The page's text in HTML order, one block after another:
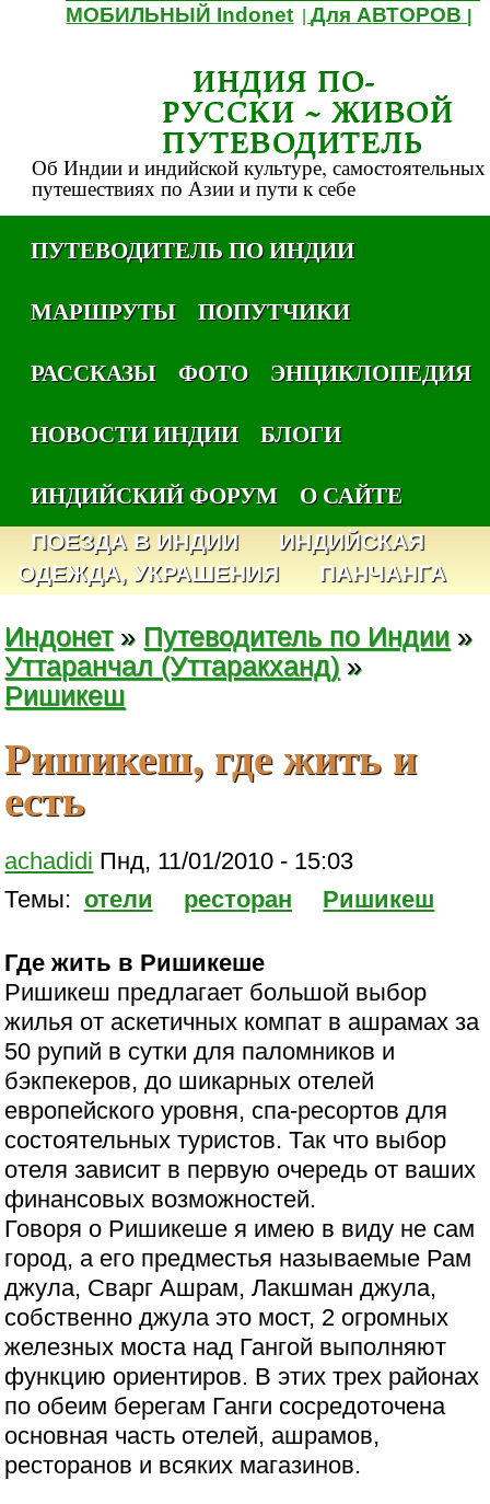
МОБИЛЬНЫЙ Indonet |Для АВТОРОВ
ИНДИЯ ПО-
РУССКИ ~ ЖИВОЙ
ПУТЕВОДИТЕЛЬ
Об Индии и индийской культуре, самостоятельных
путешествиях по Азии и пути к себе
ПУТЕВОДИТЕЛЬ ПО ИНДИИ
МАРШРУТЫ
ПОПУТЧИКИ
РАССКАЗЫ
ФОТО
ЭНЦИКЛОПЕДИЯ
НОВОСТИ ИНДИИ
БЛОГИ
ИНДИЙСКИЙ ФОРУМ
О САЙТЕ
ПОЕЗДА В ИНДИИ
ИНДИЙСКАЯ
ОДЕЖДА, УКРАШЕНИЯ
ПАНЧАНГА
Индонет» Путеводитель по Индии »
Уттаранчал (Уттаракханд) »
Ришикеш
Ришикеш, где жить и
есть
achadidi Пнд, 11/01/2010 - 15:03
Темы: отели ресторан Ришикеш
Где жить в Ришикеше
Ришикеш предлагает большой выбор
жилья от аскетичных компат в ашрамах за
50 рупий в сутки для паломников и
бэкпекеров, до шикарных отелей
европейского уровня, спа-ресортов для
состоятельных туристов. Так что выбор
отеля зависит в первую очередь от ваших
финансовых возможностей.
Говоря о Ришикеше я имею в виду не сам
город, а его предместья называемые Рам
джула, Сварг Ашрам, Лакшман джула,
собственно джула это мост, 2 огромных
железных моста над Гангой выполняют
функцию ориентиров. В этих трех районах
по обеим берегам Ганги сосредоточена
основная часть отелей, ашрамов,
ресторанов и всяких магазинов.